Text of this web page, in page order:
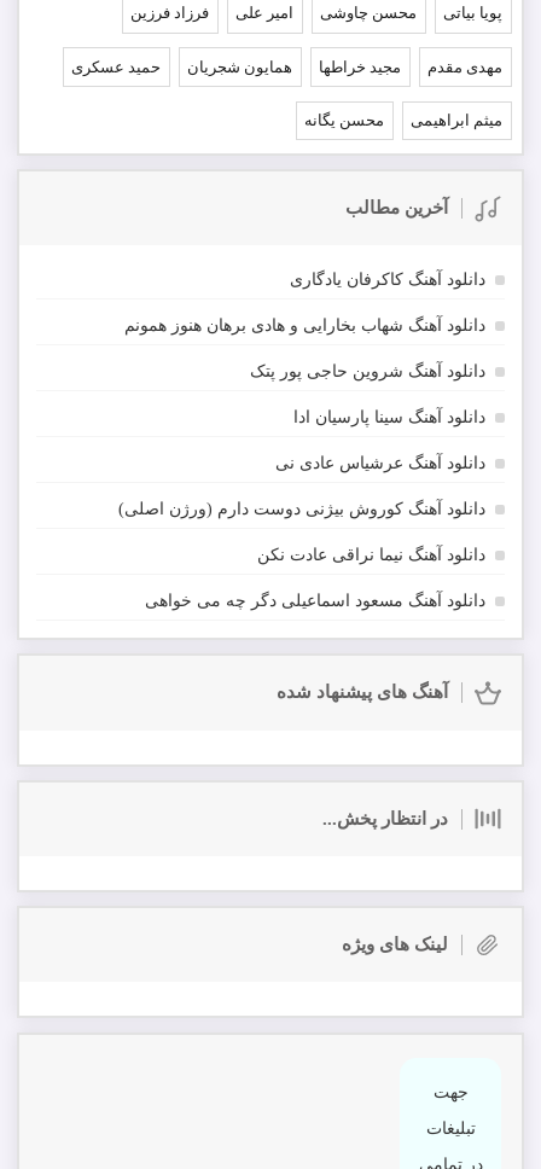
پویا بیاتی محسن چاوشی امیر علی فرزاد فرزین
مهدی مقدم مجید خراطها همایون شجریان حمید عسکری
میثم ابراهیمی محسن یگانه
آخرین مطالب
دانلود آهنگ کاکرفان یادگاری
دانلود آهنگ شهاب بخارایی و هادی برهان هنوز همونم
دانلود آهنگ شروین حاجی پور پتک
دانلود آهنگ سینا پارسیان ادا
دانلود آهنگ عرشیاس عادی نی
دانلود آهنگ کوروش بیژنی دوست دارم (ورژن اصلی)
دانلود آهنگ نیما نراقی عادت نکن
دانلود آهنگ مسعود اسماعیلی دگر چه می خواهی
آهنگ های پیشنهاد شده
در انتظار پخش...
لینک های ویژه
جهت
تبلیغات
در تمامی